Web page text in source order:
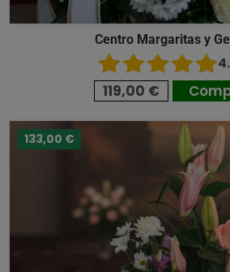
Centro Margaritas y
119,00 €
133,00 €